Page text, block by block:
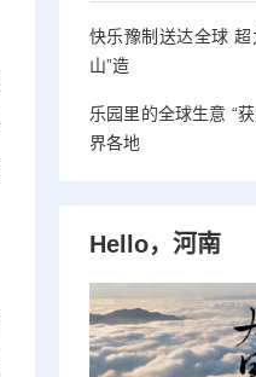
快乐豫制送达全球
山”造
乐园里的全球生意 “
界各地
Hello，河南